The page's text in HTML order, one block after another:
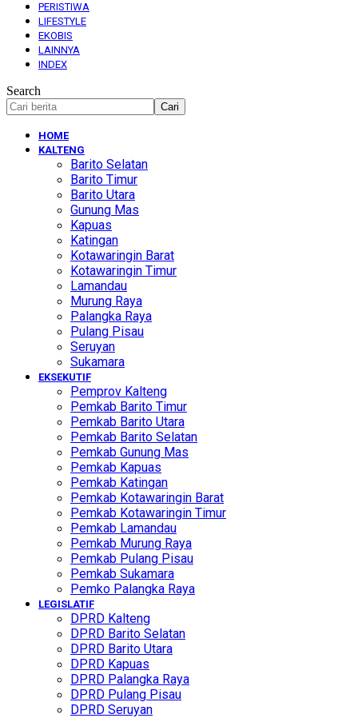
PERISTIWA
LIFESTYLE
EKOBIS
LAINNYA
INDEX
Search
HOME
KALTENG
Barito Selatan
Barito Timur
Barito Utara
Gunung Mas
Kapuas
Katingan
Kotawaringin Barat
Kotawaringin Timur
Lamandau
Murung Raya
Palangka Raya
Pulang Pisau
Seruyan
Sukamara
EKSEKUTIF
Pemprov Kalteng
Pemkab Barito Timur
Pemkab Barito Utara
Pemkab Barito Selatan
Pemkab Gunung Mas
Pemkab Kapuas
Pemkab Katingan
Pemkab Kotawaringin Barat
Pemkab Kotawaringin Timur
Pemkab Lamandau
Pemkab Murung Raya
Pemkab Pulang Pisau
Pemkab Sukamara
Pemko Palangka Raya
LEGISLATIF
DPRD Kalteng
DPRD Barito Selatan
DPRD Barito Utara
DPRD Kapuas
DPRD Palangka Raya
DPRD Pulang Pisau
DPRD Seruyan